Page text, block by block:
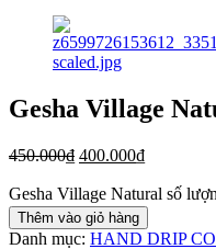
Gesha Village
450.000₫ 400.000₫
Gesha Village Natural số
Thêm vào giỏ hàng
Danh mục: HAND DRIP